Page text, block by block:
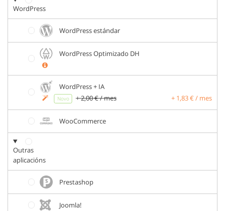
WordPress
WordPress estándar
WordPress Optimizado DH
WordPress + IA
Novo +2,00€ / mes + 1,83€ / mes
WooCommerce
Outras
aplicacións
Prestashop
Joomla!